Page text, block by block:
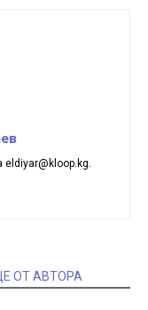
eldiyar@kloop.kg.
ОТ АВТОРА